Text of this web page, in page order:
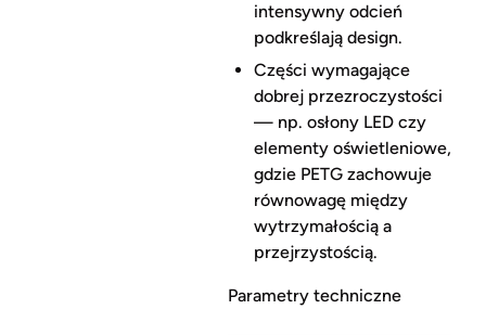
intensywny odcień
podkreślają design.
Części wymagające
dobrej przezroczystości
— np. osłony LED czy
elementy oświetleniowe,
gdzie PETG zachowuje
równowagę między
wytrzymałością a
przejrzystością.
Parametry techniczne